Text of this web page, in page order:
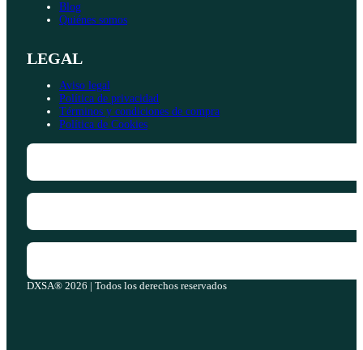
Blog
Quiénes somos
LEGAL
Aviso legal
Política de privacidad
Términos y condiciones de compra
Política de Cookies
DXSA® 2026 | Todos los derechos reservados